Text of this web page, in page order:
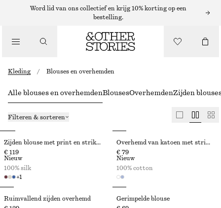
Word lid van ons collectief en krijg 10% korting op een
bestelling.
Kleding / Blouses en overhemden
Alle blouses en overhemdenBlousesOverhemdenZijden
Filteren & sorteren
Zijden blouse met print en strik aan de hals
€ 119
+1
Nieuw
100% silk
Overhemd van katoen met strik in de taille
€ 79
Nieuw
100% cotton
Ruimvallend zijden overhemd
Gerimpelde blouse